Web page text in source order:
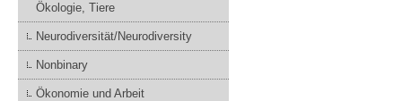
Ökologie, Tiere
Neurodiversität/Neurodiversity
Nonbinary
Ökonomie und Arbeit